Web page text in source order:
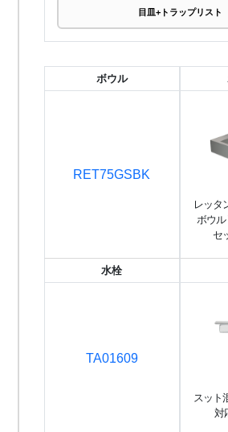
目皿+トラップリスト
ボウル
RET75GSBK
レッタ
ボウル
セ
水栓
TA01609
スット
対